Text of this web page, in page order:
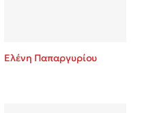
Ελένη Παπαργυρίου